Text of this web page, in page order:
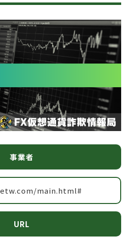
事業者
main.html#
URL